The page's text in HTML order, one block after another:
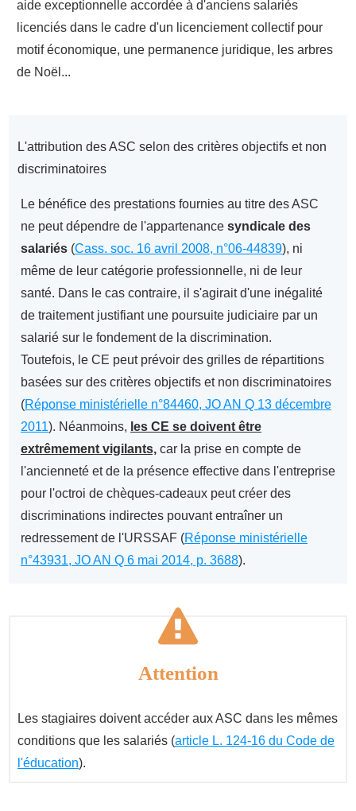
aide exceptionnelle accordée à d'anciens salariés
licenciés dans le cadre d'un licenciement collectif pour
motif économique, une permanence juridique, les arbres
de Noël...
L'attribution des ASC selon des critères objectifs et non
discriminatoires
Le bénéfice des prestations fournies au titre des ASC
ne peut dépendre de l'appartenance syndicale des
salariés (Cass. soc. 16 avril 2008, n°06-44839), ni
même de leur catégorie professionnelle, ni de leur
santé. Dans le cas contraire, il s'agirait d'une inégalité
de traitement justifiant une poursuite judiciaire par un
salarié sur le fondement de la discrimination.
Toutefois, le CE peut prévoir des grilles de répartitions
basées sur des critères objectifs et non discriminatoires
(Réponse ministérielle n°84460, JO AN Q 13 décembre
2011). Néanmoins, les CE se doivent être
extrêmement vigilants, car la prise en compte de
l'ancienneté et de la présence effective dans l'entreprise
pour l'octroi de chèques-cadeaux peut créer des
discriminations indirectes pouvant entraîner un
redressement de l'URSSAF (Réponse ministérielle
n°43931, JO AN Q 6 mai 2014, p. 3688).
Attention
Les stagiaires doivent accéder aux ASC dans les mêmes
conditions que les salariés (article L. 124-16 du Code de
l'éducation).